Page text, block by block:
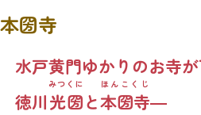
本圀寺
水戸黄門ゆかりのお寺
徳川光圀
みつくに
と本圀寺
ほんこくじ
―